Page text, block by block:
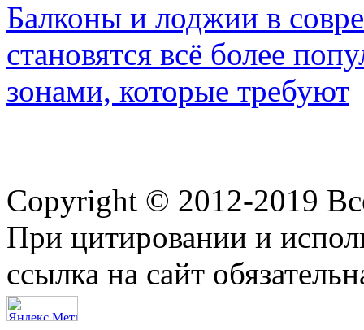
Балконы и лоджии в
становятся всё более
зонами, которые требуют
Copyright © 2012-2019
При цитировании и
ссылка на сайт